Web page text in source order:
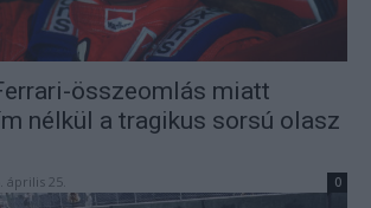
összeomlás miatt
nélkül a tragikus sorsú olasz
április 25. 0